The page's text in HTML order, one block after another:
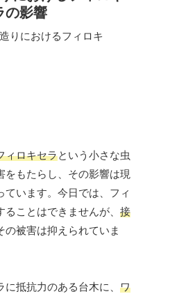
の影響
ィロキセラという小さな虫
をもたらし、その影響は現
ています。今日では、フィ
ことはできませんが、 接
の被害は抑えられていま
抵抗力のある台木に、 ワ